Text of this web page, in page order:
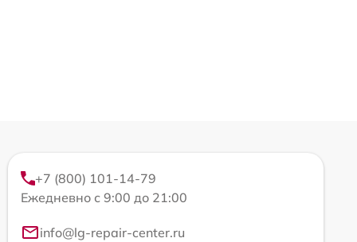
+7 (800) 101-14-79
Ежедневно с 9:00 до 21:00
info@lg-repair-center.ru